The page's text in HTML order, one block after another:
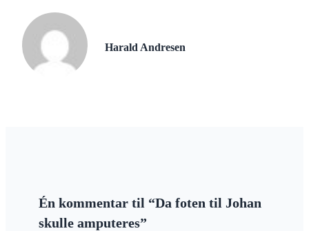
Harald Andresen
Én kommentar til “Da foten til Johan
skulle amputeres”